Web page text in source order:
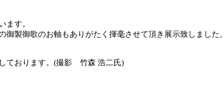
ます。
製御歌のお軸もありがたく揮毫させて頂き展示致しました。
ております。(撮影 竹森 浩二氏)